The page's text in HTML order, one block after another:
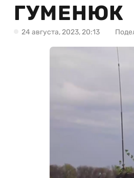
ГУМЕНЮК
24 августа, 2023, 20:13